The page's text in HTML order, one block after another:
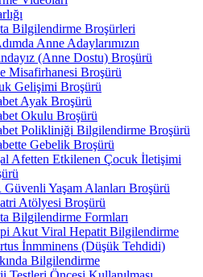
Bilgilendirme Broşürleri
Anne Adaylarımızın
(Anne Dostu) Broşürü
Misafirhanesi Broşürü
Gelişimi Broşürü
Ayak Broşürü
Okulu Broşürü
Polikliniği Bilgilendirme Broşürü
Gebelik Broşürü
Afetten Etkilenen Çocuk İletişimi
Güvenli Yaşam Alanları Broşürü
Atölyesi Broşürü
Bilgilendirme Formları
Akut Viral Hepatit Bilgilendirme
İnmminens (Düşük Tehdidi)
Bilgilendirme